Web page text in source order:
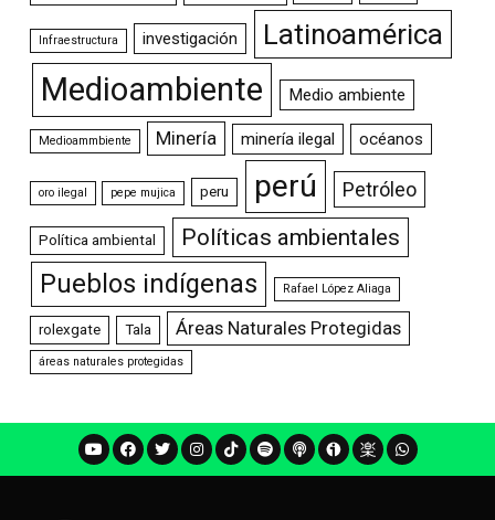
Infraestructura investigación Latinoamérica
Medioambiente Medio ambiente
Medioammbiente Minería minería ilegal océanos
oro ilegal pepe mujica peru perú Petróleo
Política ambiental Políticas ambientales
Pueblos indígenas Rafael López Aliaga
rolexgate Tala Áreas Naturales Protegidas
áreas naturales protegidas